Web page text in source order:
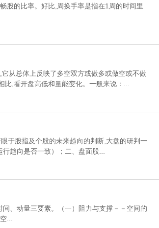
股的比率。好比,周换手率是指在1周的时间里
从总体上反映了多空双方或做多或做空或不做
,看开盘高低和量能变化。一般来说：...
于股指及个股的未来趋向的判断,大盘的研判一
趋向是否一致）；二、盘面股...
、动量三要素。（一）阻力与支撑－－空间的
...